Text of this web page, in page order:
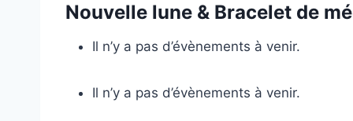
Nouvelle lune & Bracelet de
Il n’y a pas d’évènements à venir.
Il n’y a pas d’évènements à venir.